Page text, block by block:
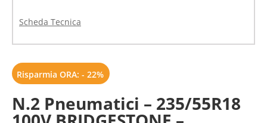
Scheda Tecnica
Risparmia ORA: - 22%
N.2 Pneumatici – 235/55R18